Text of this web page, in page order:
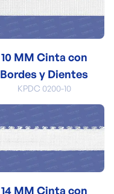
10 MM Cinta con
Bordes y Dientes
KPDC 0200-10
14 MM Cinta con